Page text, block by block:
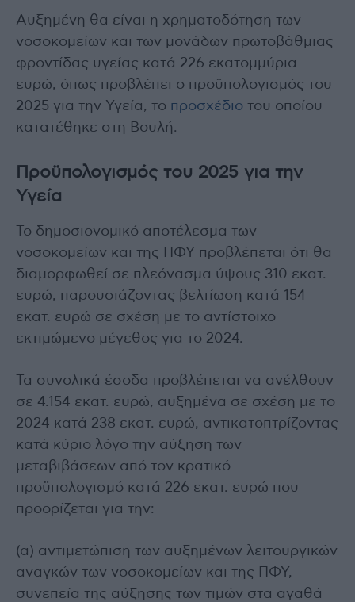
Αυξημένη θα είναι η χρηματοδότηση των
νοσοκομείων και των μονάδων πρωτοβάθμιας
φροντίδας υγείας κατά 226 εκατομμύρια
ευρώ, όπως προβλέπει ο προϋπολογισμός του
2025 για την Υγεία, το προσχέδιο του οποίου
κατατέθηκε στη Βουλή.
Προϋπολογισμός του 2025 για την
Υγεία
Το δημοσιονομικό αποτέλεσμα των
νοσοκομείων και της ΠΦΥ προβλέπεται ότι θα
διαμορφωθεί σε πλεόνασμα ύψους 310 εκατ.
ευρώ, παρουσιάζοντας βελτίωση κατά 154
εκατ. ευρώ σε σχέση με το αντίστοιχο
εκτιμώμενο μέγεθος για το 2024.
Τα συνολικά έσοδα προβλέπεται να ανέλθουν
σε 4.154 εκατ. ευρώ, αυξημένα σε σχέση με το
2024 κατά 238 εκατ. ευρώ, αντικατοπτρίζοντας
κατά κύριο λόγο την αύξηση των
μεταβιβάσεων από τον κρατικό
προϋπολογισμό κατά 226 εκατ. ευρώ που
προορίζεται για την:
(α) αντιμετώπιση των αυξημένων λειτουργικών
αναγκών των νοσοκομείων και της ΠΦΥ,
συνεπεία της αύξησης των τιμών στα αγαθά